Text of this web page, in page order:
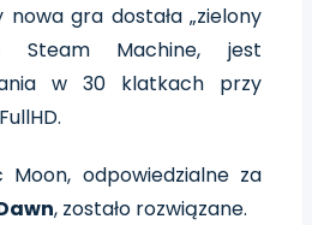
gra dostała „zielony
Steam Machine, jest
w 30 klatkach przy
Moon, odpowiedzialne za
, zostało rozwiązane.